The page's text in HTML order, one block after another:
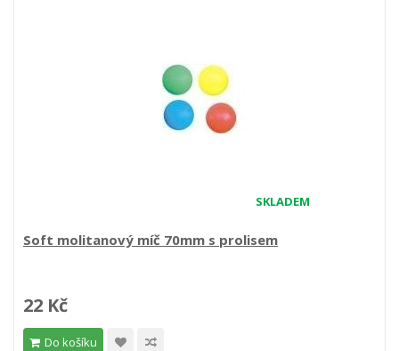
SKLADEM
Soft molitanový míč 70mm s prolisem
22 Kč
Do košíku